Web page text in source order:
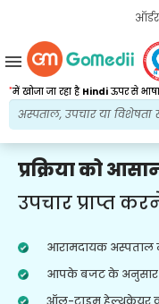
*में खोजा जा रहा है Hindiऊपर से
menu
प्रक्रिया को
उपचार प्राप्त
आरामदायक अस्पताल
आपके बजट के अनुसार
ऑल-टाइम हेल्थकेयर